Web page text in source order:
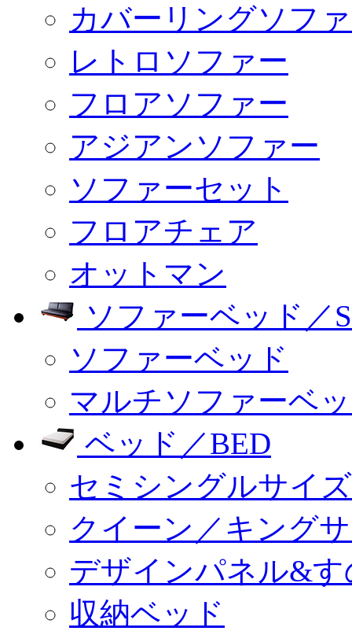
カバーリングソフ
レトロソファー
フロアソファー
アジアンソファー
ソファーセット
フロアチェア
オットマン
ソファーベッド／
ソファーベッド
マルチソファーベ
ベッド／BED
セミシングルサイ
クイーン／キング
デザインパネル&
収納ベッド